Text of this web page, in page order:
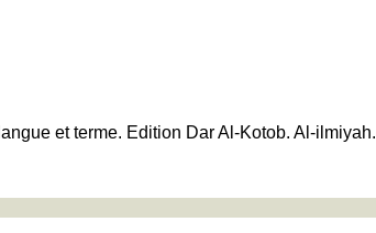
et terme. Edition Dar Al-Kotob. Al-ilmiyah.